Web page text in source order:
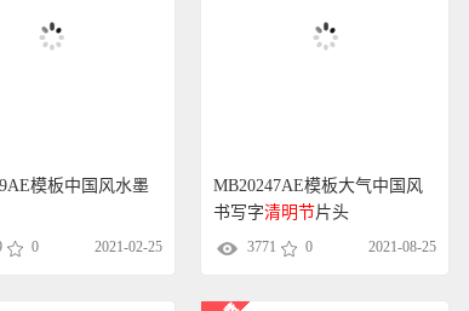
模板中国风水墨
0 2021-02-25
MB20247AE模板大气中国风
书写字清明节片头
3771 0 2021-08-25